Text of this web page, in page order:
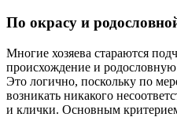
По окрасу и
Многие хозяева стараются
происхождение и родословную
Это логично, поскольку по
возникать никакого
и клички. Основным